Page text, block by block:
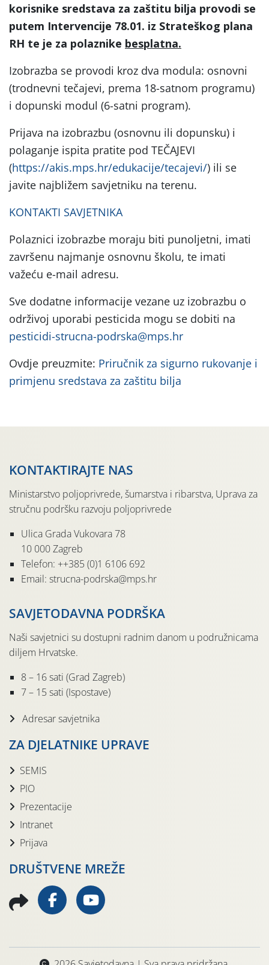
korisnike sredstava za zaštitu bilja provodi se
putem Intervencije 78.01. iz Strateškog plana
RH te je za polaznike besplatna.
Izobrazba se provodi kroz dva modula: osnovni
(trodnevni tečajevi, prema 18-satnom programu)
i dopunski modul (6-satni program).
Prijava na izobrazbu (osnovnu ili dopunsku) i
polaganje ispita pratite pod TEČAJEVI
(https://akis.mps.hr/edukacije/tecajevi/) ili se
javite najbližem savjetniku na terenu.
KONTAKTI SAVJETNIKA
Polaznici izobrazbe moraju biti punoljetni, imati
završenu najmanje osnovnu školu, te imati
važeću e-mail adresu.
Sve dodatne informacije vezane uz izobrazbu o
održivoj uporabi pesticida mogu se dobiti na
pesticidi-strucna-podrska@mps.hr
Ovdje preuzmite: Priručnik za sigurno rukovanje i
primjenu sredstava za zaštitu bilja
KONTAKTIRAJTE NAS
Ministarstvo poljoprivrede, šumarstva i ribarstva, Uprava za
stručnu podršku razvoju poljoprivrede
Ulica Grada Vukovara 78
10 000 Zagreb
Telefon: ++385 (0)1 6106 692
Email: strucna-podrska@mps.hr
SAVJETODAVNA PODRŠKA
Naši savjetnici su dostupni radnim danom u podružnicama
diljem Hrvatske.
8 – 16 sati (Grad Zagreb)
7 – 15 sati (Ispostave)
Adresar savjetnika
ZA DJELATNIKE UPRAVE
SEMIS
PIO
Prezentacije
Intranet
Prijava
DRUŠTVENE MREŽE